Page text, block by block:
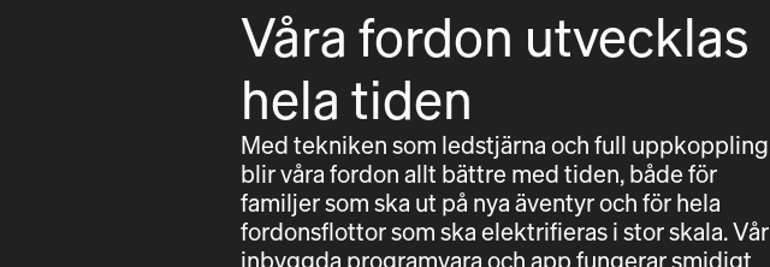
Våra fordon utvecklas
hela tiden
Med tekniken som ledstjärna och full uppkoppling
blir våra fordon allt bättre med tiden, både för
familjer som ska ut på nya äventyr och för hela
fordonsflottor som ska elektrifieras i stor skala. Vår
inbyggda programvara och app fungerar smidigt